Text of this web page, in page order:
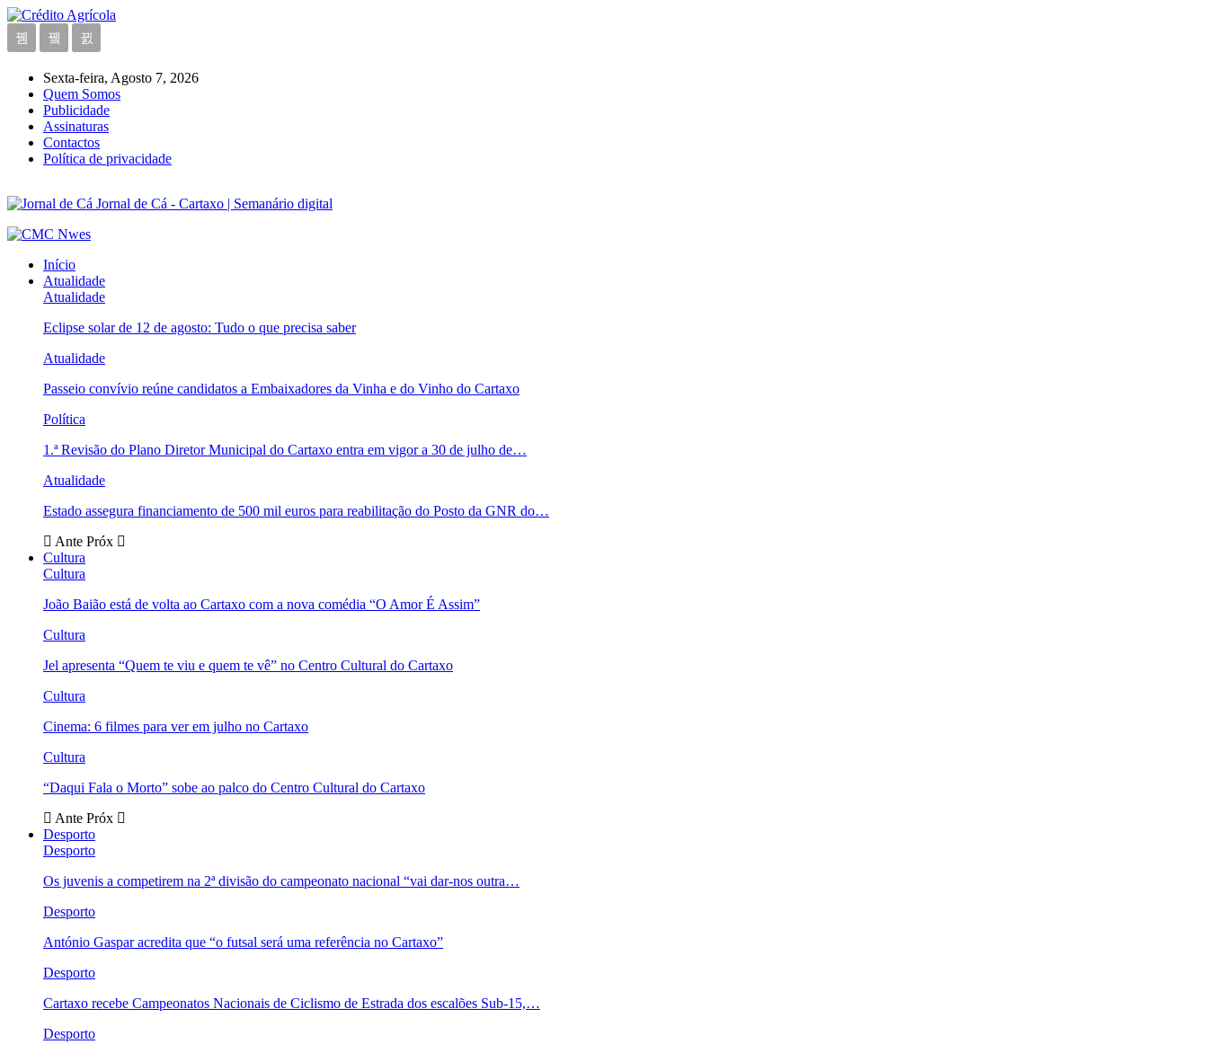
Sexta-feira, Agosto 7, 2026
Quem Somos
Publicidade
Assinaturas
Contactos
Política de privacidade
Jornal de Cá - Cartaxo | Semanário digital
Início
Atualidade
Atualidade
Eclipse solar de 12 de agosto: Tudo o que precisa saber
Atualidade
Passeio convívio reúne candidatos a Embaixadores da Vinha e do Vinho do Cartaxo
Política
1.ª Revisão do Plano Diretor Municipal do Cartaxo entra em vigor a 30 de julho de…
Atualidade
Estado assegura financiamento de 500 mil euros para reabilitação do Posto da GNR do…
Ante Próx
Cultura
Cultura
João Baião está de volta ao Cartaxo com a nova comédia “O Amor É Assim”
Cultura
Jel apresenta “Quem te viu e quem te vê” no Centro Cultural do Cartaxo
Cultura
Cinema: 6 filmes para ver em julho no Cartaxo
Cultura
“Daqui Fala o Morto” sobe ao palco do Centro Cultural do Cartaxo
Ante Próx
Desporto
Desporto
Os juvenis a competirem na 2ª divisão do campeonato nacional “vai dar-nos outra…
Desporto
António Gaspar acredita que “o futsal será uma referência no Cartaxo”
Desporto
Cartaxo recebe Campeonatos Nacionais de Ciclismo de Estrada dos escalões Sub-15,…
Desporto